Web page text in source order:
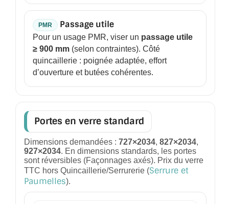
LE CATALOGUE ACCESSOIRES
(STROMBINOSCOPE)
ACCESSOIRES EN PROMOTIONS
EXEMPLES, RÉALISATIONS, INSPIRATIONS
NUANCIER RAL
COMMENT COUPER DU VERRE ?
CONSEILS / AIDE
A PROPOS DE LA LIVRAISON
COMPTE PRO
MON PANIER
PMR Passage utile
Pour un usage PMR, viser un passage utile
≥ 900 mm (selon contraintes). Côté
quincaillerie : poignée adaptée, effort
d’ouverture et butées cohérentes.
Portes en verre standard
Dimensions demandées : 727×2034, 827×2034,
927×2034. En dimensions standards, les portes
sont réversibles (Façonnages axés). Prix du verre
TTC hors Quincaillerie/Serrurerie (Serrure et
Paumelles).